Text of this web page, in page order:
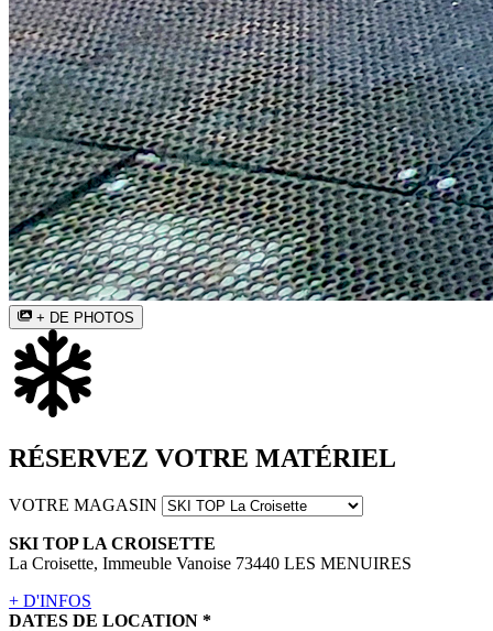
+ DE PHOTOS
RÉSERVEZ VOTRE MATÉRIEL
VOTRE MAGASIN
SKI TOP LA CROISETTE
La Croisette, Immeuble Vanoise 73440 LES MENUIRES
+ D'INFOS
DATES DE LOCATION *